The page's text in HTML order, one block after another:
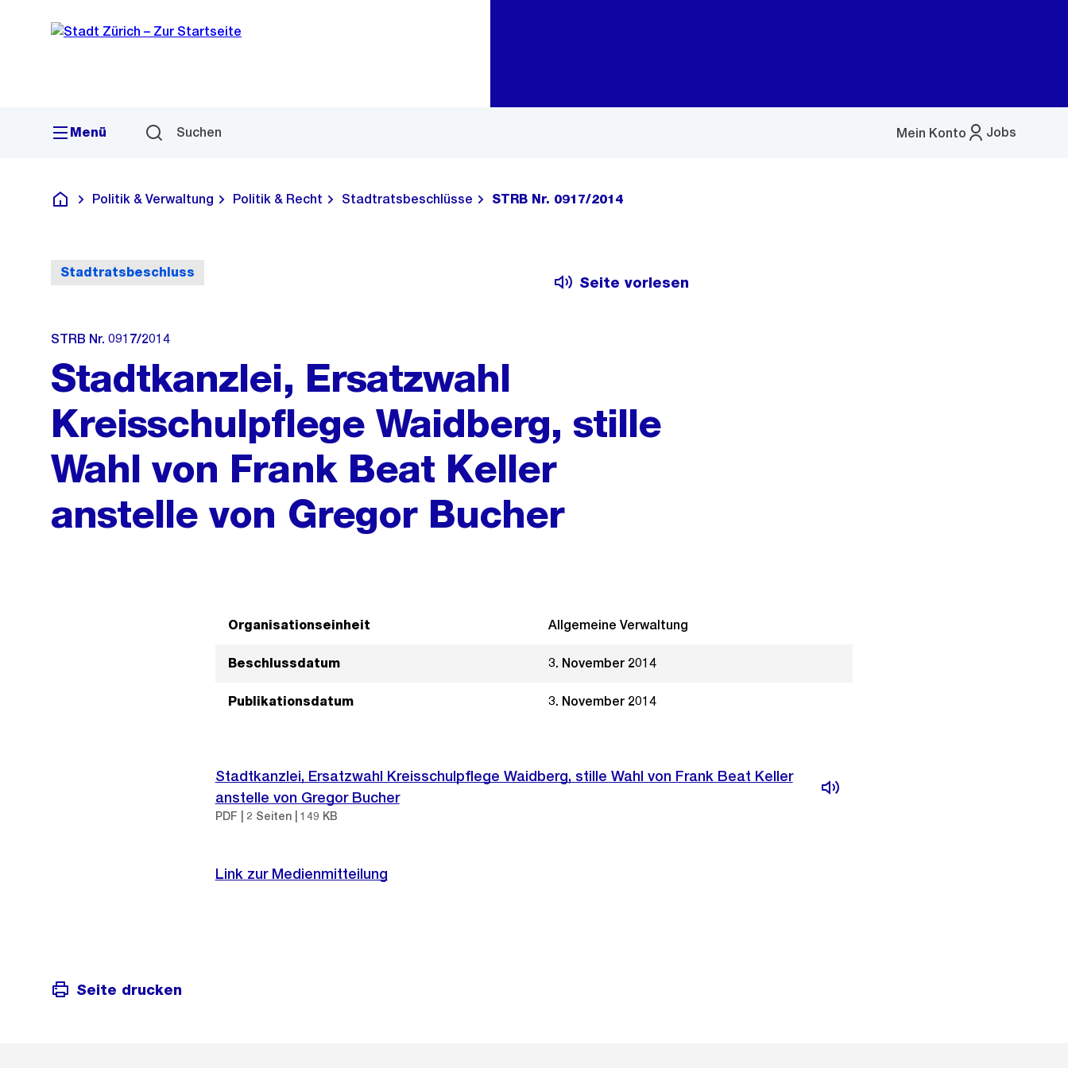
Navigation
Sprunglink
Menü Suchen Jobs
Mein Konto
Menü
Deutsch
Politik & Verwaltung Politik & Recht Stadtratsbeschlüsse STRB Nr. 0917/2014
Stadtratsbeschluss
Seite vorlesen
STRB Nr. 0917/2014
Stadtkanzlei, Ersatzwahl
Kreisschulpflege Waidberg, stille
Wahl von Frank Beat Keller
anstelle von Gregor Bucher
Organisationseinheit Allgemeine Verwaltung
Beschlussdatum 3. November 2014
Publikationsdatum 3. November 2014
Stadtkanzlei, Ersatzwahl Kreisschulpflege Waidberg, stille Wahl von Frank Beat Keller
anstelle von Gregor Bucher
PDF | 2 Seiten | 149 KB
Link zur Medienmitteilung
Seite drucken